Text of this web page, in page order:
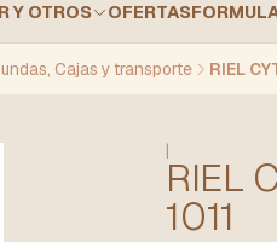
Y OTROS OFERTAS
Cajas y transporte RIEL
|
RIEL
1011